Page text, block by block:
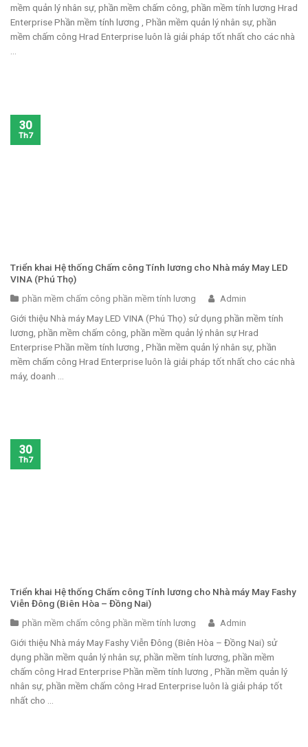
mềm quản lý nhân sự, phần mềm chấm công, phần mềm tính lương Hrad
Enterprise Phần mềm tính lương , Phần mềm quản lý nhân sự, phần
mềm chấm công Hrad Enterprise luôn là giải pháp tốt nhất cho các nhà
...
Triển khai Hệ thống Chấm công Tính lương cho Nhà máy May LED
VINA (Phú Thọ)
phần mềm chấm công phần mềm tính lương Admin
Giới thiệu Nhà máy May LED VINA (Phú Thọ) sử dụng phần mềm tính
lương, phần mềm chấm công, phần mềm quản lý nhân sự Hrad
Enterprise Phần mềm tính lương , Phần mềm quản lý nhân sự, phần
mềm chấm công Hrad Enterprise luôn là giải pháp tốt nhất cho các nhà
máy, doanh ...
30
Th7
Triển khai Hệ thống Chấm công Tính lương cho Nhà máy May Fashy
Viễn Đông (Biên Hòa – Đồng Nai)
phần mềm chấm công phần mềm tính lương Admin
Giới thiệu Nhà máy May Fashy Viễn Đông (Biên Hòa – Đồng Nai) sử
dụng phần mềm quản lý nhân sự, phần mềm tính lương, phần mềm
chấm công Hrad Enterprise Phần mềm tính lương , Phần mềm quản lý
nhân sự, phần mềm chấm công Hrad Enterprise luôn là giải pháp tốt
nhất cho ...
30
Th7